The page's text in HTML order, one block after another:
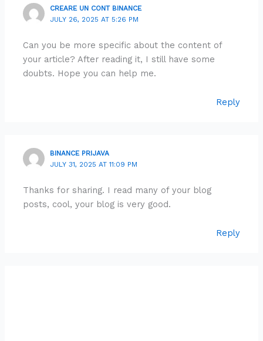
CREARE UN CONT BINANCE
JULY 26, 2025 AT 5:26 PM
Can you be more specific about the content of
your article? After reading it, I still have some
doubts. Hope you can help me.
Reply
BINANCE PRIJAVA
JULY 31, 2025 AT 11:09 PM
Thanks for sharing. I read many of your blog
posts, cool, your blog is very good.
Reply